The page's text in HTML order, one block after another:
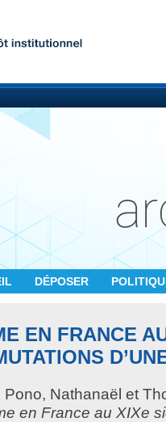
DÉPOSER
EN FRANCE
Pono, Nathanaël et
en France au XIXe